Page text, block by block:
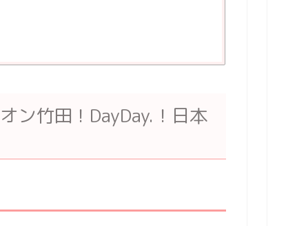
ン竹田！DayDay.！日本